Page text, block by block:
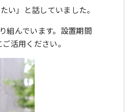
い」と話していました。
組んでいます。設置期間
活用ください。